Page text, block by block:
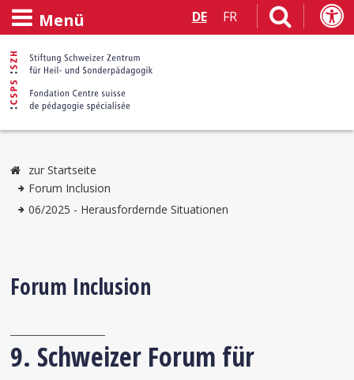
Menü DE FR
zur Startseite
Forum Inclusion
06/2025 - Herausfordernde Situationen
Forum Inclusion
9. Schweizer Forum für